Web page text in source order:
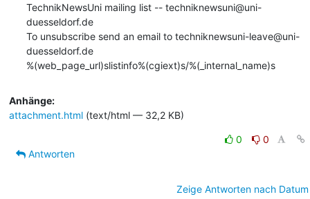
TechnikNewsUni mailing list -- techniknewsuni@uni-
duesseldorf.de
To unsubscribe send an email to techniknewsuni-leave@uni-
duesseldorf.de
%(web_page_url)slistinfo%(cgiext)s/%(_internal_name)s
Anhänge:
attachment.html(text/html — 32,2 KB)
0
0
Antworten
Zeige Antworten nach Datum